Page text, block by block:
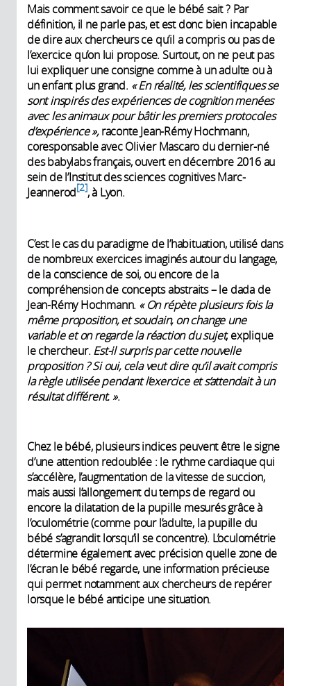
Mais comment savoir ce que le bébé sait ? Par
définition, il ne parle pas, et est donc bien incapable
de dire aux chercheurs ce qu’il a compris ou pas de
l’exercice qu’on lui propose. Surtout, on ne peut pas
lui expliquer une consigne comme à un adulte ou à
un enfant plus grand. « En réalité, les scientifiques se
sont inspirés des expériences de cognition menées
avec les animaux pour bâtir les premiers protocoles
d’expérience »,raconte Jean-Rémy Hochmann,
coresponsable avec Olivier Mascaro du dernier-né
des babylabs français, ouvert en décembre 2016 au
sein de l’Institut des sciences cognitives Marc-
Jeannerod 2 , à Lyon.
C’est le cas du paradigme de l’habituation, utilisé dans
de nombreux exercices imaginés autour du langage,
de la conscience de soi, ou encore de la
compréhension de concepts abstraits – le dada de
Jean-Rémy Hochmann. « On répète plusieurs fois la
même proposition, et soudain, on change une
variable et on regarde la réaction du sujet, explique
le chercheur. Est-il surpris par cette nouvelle
proposition ? Si oui, cela veut dire qu’il avait compris
la règle utilisée pendant l’exercice et s’attendait à un
résultat différent. ».
Chez le bébé, plusieurs indices peuvent être le signe
d’une attention redoublée : le rythme cardiaque qui
s’accélère, l’augmentation de la vitesse de succion,
mais aussi l’allongement du temps de regard ou
encore la dilatation de la pupille mesurés grâce à
l’oculométrie (comme pour l’adulte, la pupille du
bébé s’agrandit lorsqu’il se concentre). L’oculométrie
détermine également avec précision quelle zone de
l’écran le bébé regarde, une information précieuse
qui permet notamment aux chercheurs de repérer
lorsque le bébé anticipe une situation.